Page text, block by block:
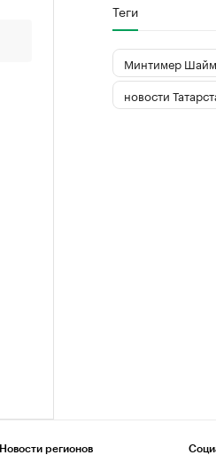
Теги
Минтимер
новости
Новости регионов